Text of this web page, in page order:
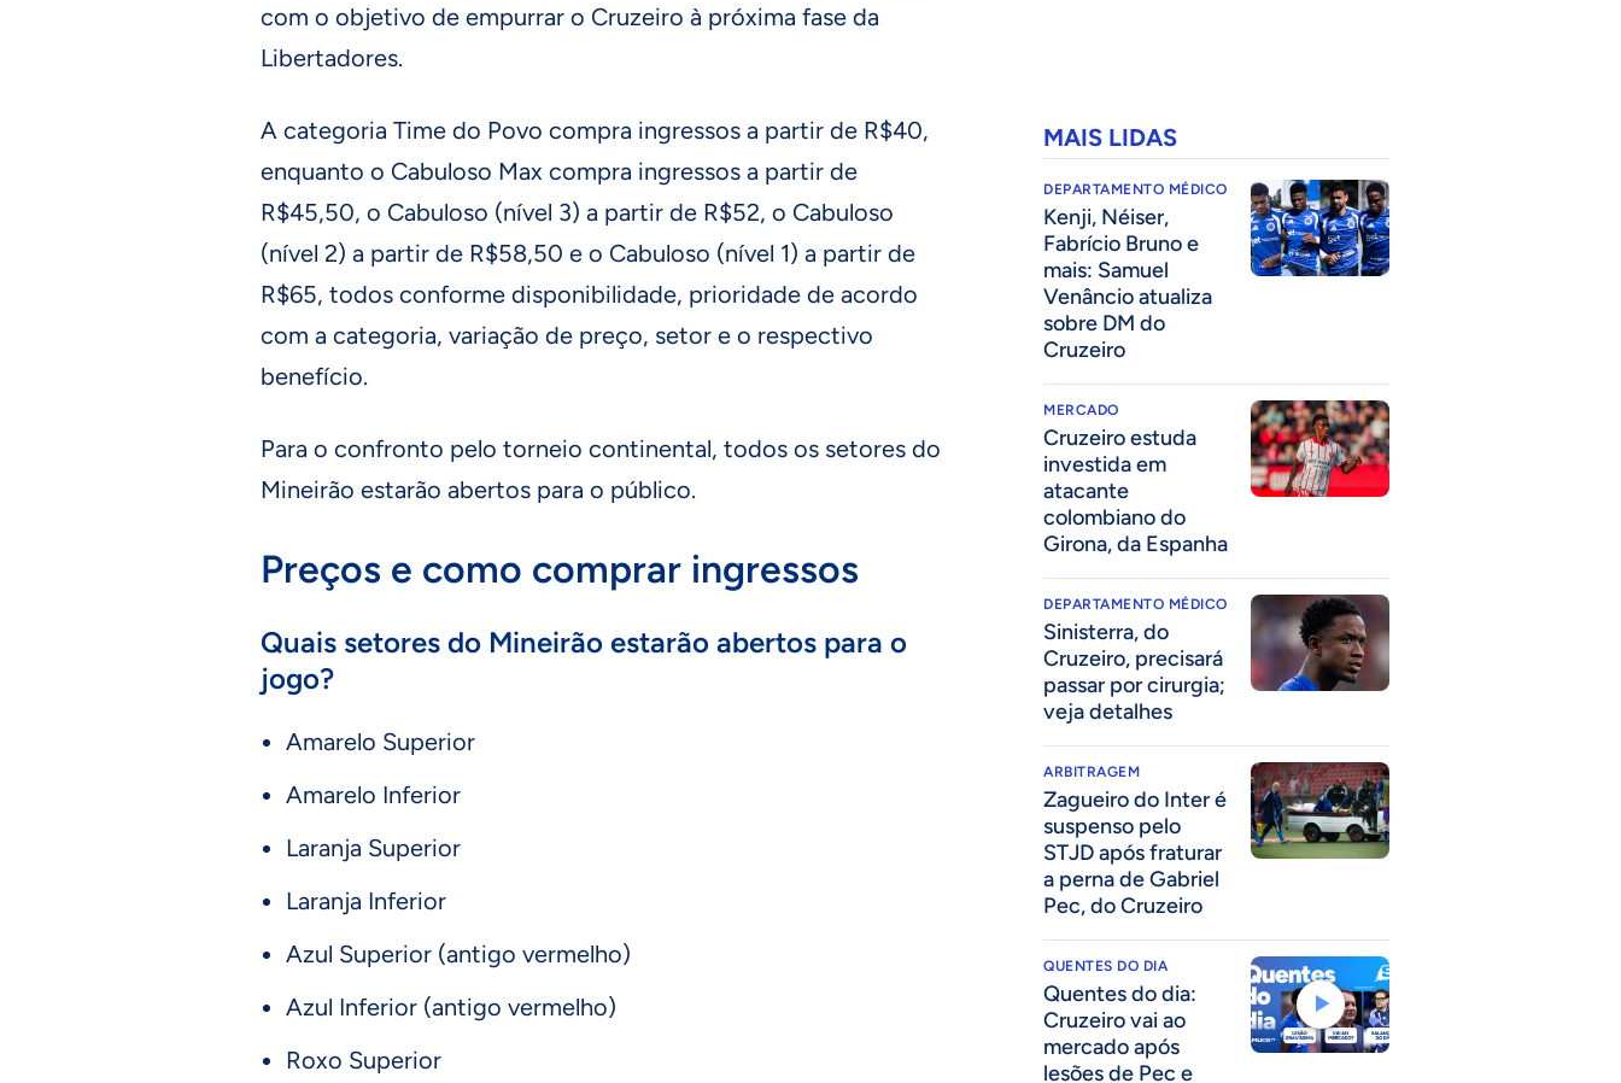
com o objetivo de empurrar o Cruzeiro à próxima fase da
Libertadores.
A categoria Time do Povo compra ingressos a partir de R$40,
enquanto o Cabuloso Max compra ingressos a partir de
R$45,50, o Cabuloso (nível 3) a partir de R$52, o Cabuloso
(nível 2) a partir de R$58,50 e o Cabuloso (nível 1) a partir de
R$65, todos conforme disponibilidade, prioridade de acordo
com a categoria, variação de preço, setor e o respectivo
benefício.
Para o confronto pelo torneio continental, todos os setores do
Mineirão estarão abertos para o público.
Preços e como comprar ingressos
Quais setores do Mineirão estarão abertos para o
jogo?
Amarelo Superior
Amarelo Inferior
Laranja Superior
Laranja Inferior
Azul Superior (antigo vermelho)
Azul Inferior (antigo vermelho)
Roxo Superior
MAIS LIDAS
DEPARTAMENTO MÉDICO
Kenji, Néiser,
Fabrício Bruno e
mais: Samuel
Venâncio atualiza
sobre DM do
Cruzeiro
MERCADO
Cruzeiro estuda
investida em
atacante
colombiano do
Girona, da Espanha
DEPARTAMENTO MÉDICO
Sinisterra, do
Cruzeiro, precisará
passar por cirurgia;
veja detalhes
ARBITRAGEM
Zagueiro do Inter é
suspenso pelo
STJD após fraturar
a perna de Gabriel
Pec, do Cruzeiro
QUENTES DO DIA
Quentes do dia:
Cruzeiro vai ao
mercado após
lesões de Pec e